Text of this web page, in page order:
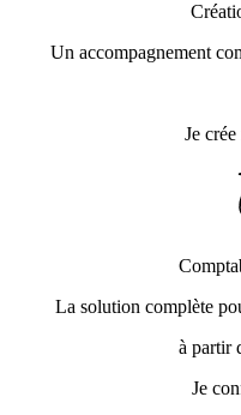
Un accompagnement
Je
La solution complète
à partir
Je